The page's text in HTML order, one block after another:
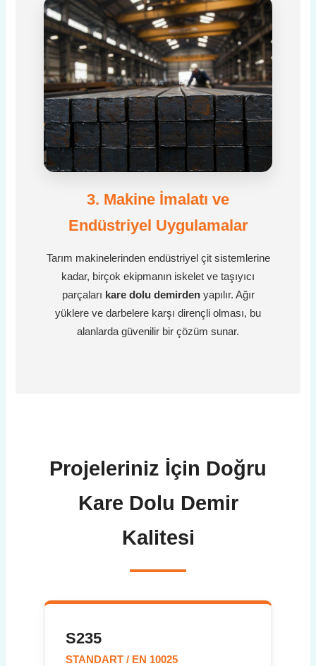
3. Makine İmalatı ve
Endüstriyel Uygulamalar
Tarım makinelerinden endüstriyel çit sistemlerine
kadar, birçok ekipmanın iskelet ve taşıyıcı
parçaları kare dolu demirdenyapılır. Ağır
yüklere ve darbelere karşı dirençli olması, bu
alanlarda güvenilir bir çözüm sunar.
Projeleriniz İçin Doğru
Kare Dolu Demir
Kalitesi
S235
STANDART / EN 10025